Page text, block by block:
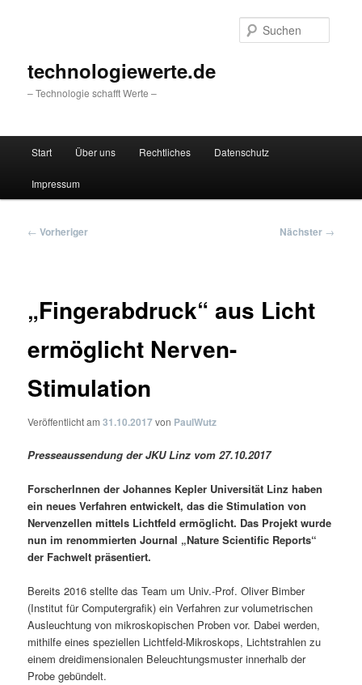
technologiewerte.de
– Technologie schafft Werte –
Start Über uns Rechtliches Datenschutz
Impressum
Beitragsnavigation
← Vorheriger Nächster →
„Fingerabdruck“ aus Licht
ermöglicht Nerven-
Stimulation
Veröffentlicht am31.10.2017von PaulWutz
Presseaussendung der JKU Linz vom 27.10.2017
ForscherInnen der Johannes Kepler Universität Linz haben
ein neues Verfahren entwickelt, das die Stimulation von
Nervenzellen mittels Lichtfeld ermöglicht. Das Projekt wurde
nun im renommierten Journal „Nature Scientific Reports“
der Fachwelt präsentiert.
Bereits 2016 stellte das Team um Univ.-Prof. Oliver Bimber
(Institut für Computergrafik) ein Verfahren zur volumetrischen
Ausleuchtung von mikroskopischen Proben vor. Dabei werden,
mithilfe eines speziellen Lichtfeld-Mikroskops, Lichtstrahlen zu
einem dreidimensionalen Beleuchtungsmuster innerhalb der
Probe gebündelt.